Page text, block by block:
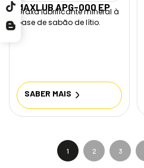
MAXLUB APG-000 EP
Graxa lubrificante mineral à
base de sabão de lítio.
SABER MAIS
1 2 3